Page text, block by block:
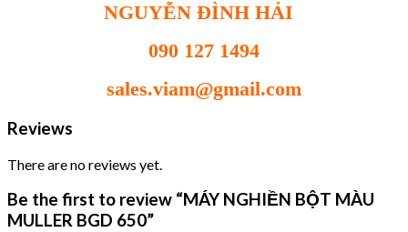
NGUYỄN ĐÌNH HẢI
090 127 1494
sales.viam@gmail.com
Reviews
There are no reviews yet.
Be the first to review “MÁY NGHIỀN BỘT MÀU
MULLER BGD 650”